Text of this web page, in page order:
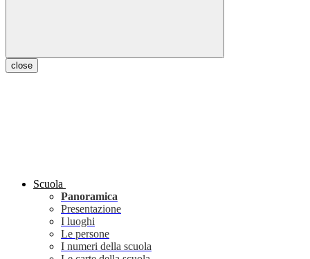
close
Scuola
Panoramica
Presentazione
I luoghi
Le persone
I numeri della scuola